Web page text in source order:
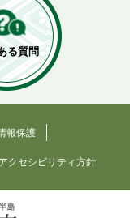
る質問
報保護
クセシビリティ方針